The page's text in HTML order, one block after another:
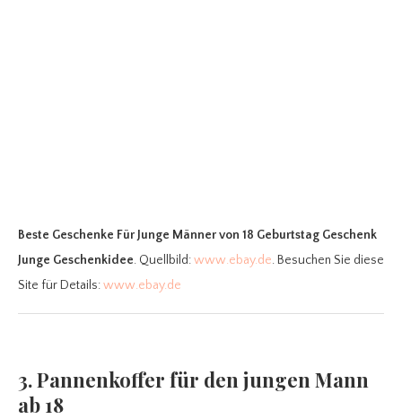
Beste Geschenke Für Junge Männervon 18 Geburtstag Geschenk
Junge Geschenkidee. Quellbild:www.ebay.de. Besuchen Sie diese
Site für Details:www.ebay.de
3. Pannenkoffer für den jungen Mann
ab 18